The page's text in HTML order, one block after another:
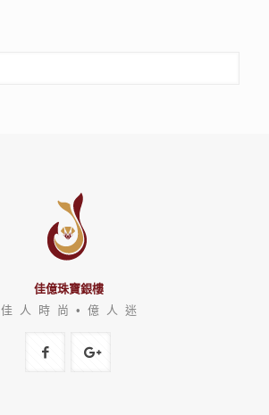
佳億珠寶銀樓
佳 人 時 尚 • 億 人 迷